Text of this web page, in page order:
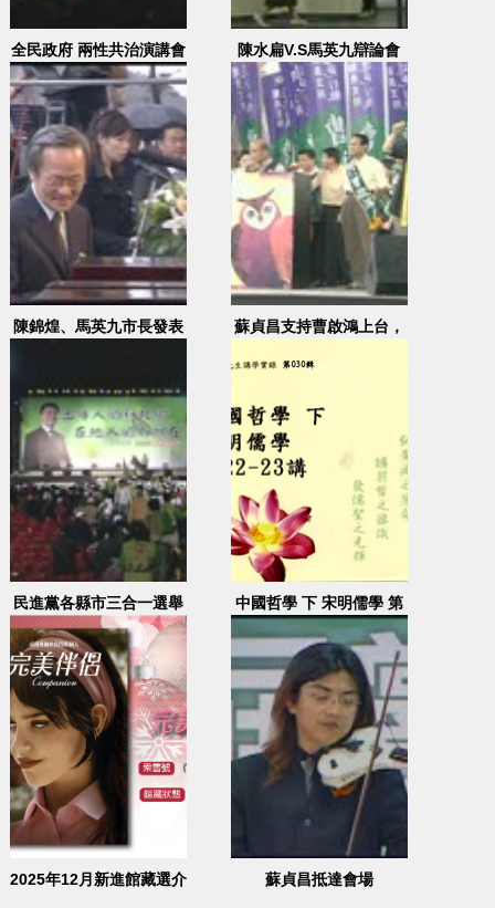
全民政府 兩性共治演講會
EFP 1 2000.03.10
陳水扁V.S馬英九辯論會
拍攝帶 (一)
陳錦煌、馬英九市長發表
蘇貞昌支持曹啟鴻上台，
民進黨各縣市三合一選舉
造勢大會 1 (羅文嘉)
2005.11.20
中國哲學 下 宋明儒學 第
22-23講
2025年12月新進館藏選介 蘇貞昌抵達會場